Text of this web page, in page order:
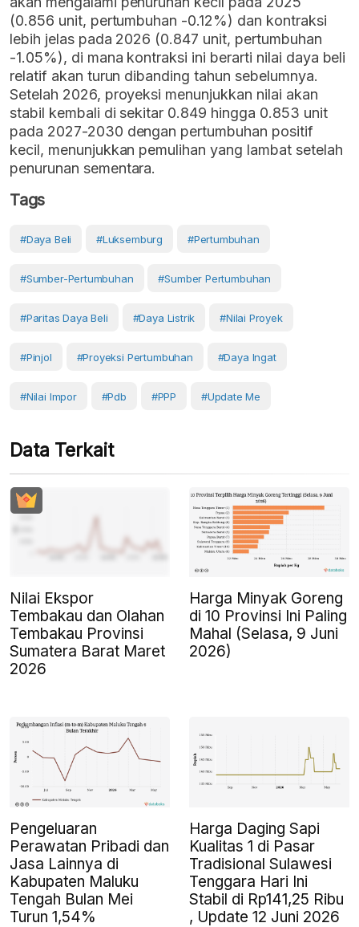
(0.856 unit, pertumbuhan -0.12%) dan kontraksi
lebih jelas pada 2026 (0.847 unit, pertumbuhan
-1.05%), di mana kontraksi ini berarti nilai daya beli
relatif akan turun dibanding tahun sebelumnya.
Setelah 2026, proyeksi menunjukkan nilai akan
stabil kembali di sekitar 0.849 hingga 0.853 unit
pada 2027-2030 dengan pertumbuhan positif
kecil, menunjukkan pemulihan yang lambat setelah
penurunan sementara.
Tags
#Daya Beli #Luksemburg #Pertumbuhan
#sumber-Pertumbuhan #Sumber Pertumbuhan
#paritas Daya Beli #daya Listrik #nilai Proyek
#pinjol #Proyeksi Pertumbuhan #daya Ingat
#Nilai Impor #pdb #PPP #Update Me
Data Terkait
Nilai Ekspor
Tembakau dan Olahan
Tembakau Provinsi
Sumatera Barat Maret
2026
Harga Minyak Goreng
di 10 Provinsi Ini Paling
Mahal (Selasa, 9 Juni
2026)
Pengeluaran
Perawatan Pribadi dan
Jasa Lainnya di
Kabupaten Maluku
Tengah Bulan Mei
Turun 1,54%
Harga Daging Sapi
Kualitas 1 di Pasar
Tradisional Sulawesi
Tenggara Hari Ini
Stabil di Rp141,25 Ribu
, Update 12 Juni 2026